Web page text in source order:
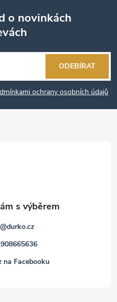
o novinkách
ochrany osobních údajů
ODEBÍRAT
@durko.cz
na Facebooku